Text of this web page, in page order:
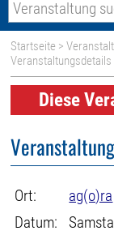
Startseite >
Veranstaltungsdetails
Diese
Ort:
ag(o)ra
Datum: